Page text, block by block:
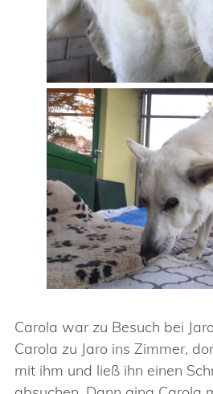
Carola war zu Besuch bei
Carola zu Jaro ins Zimmer,
mit ihm und ließ ihn einen